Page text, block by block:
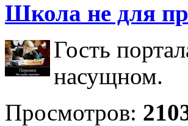
Школа не для
Гость
насущном.
Просмотров: